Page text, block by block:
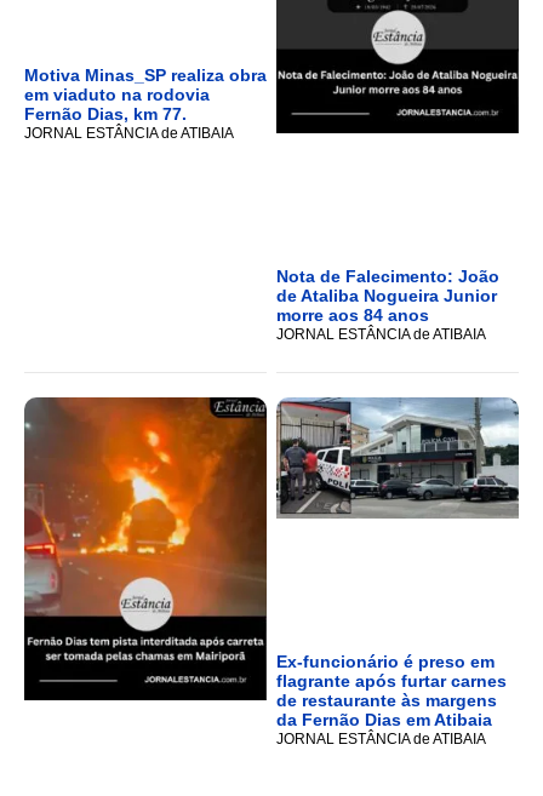
Motiva Minas_SP realiza obra
em viaduto na rodovia
Fernão Dias, km 77.
JORNAL ESTÂNCIA de ATIBAIA
Nota de Falecimento: João
de Ataliba Nogueira Junior
morre aos 84 anos
JORNAL ESTÂNCIA de ATIBAIA
Ex-funcionário é preso em
flagrante após furtar carnes
de restaurante às margens
da Fernão Dias em Atibaia
JORNAL ESTÂNCIA de ATIBAIA